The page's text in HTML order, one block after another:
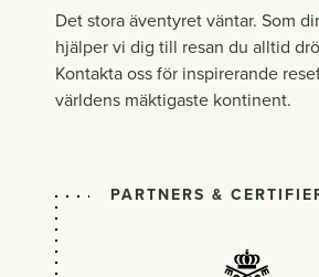
Det stora äventyret väntar. Som
hjälper vi dig till resan du alltid
Kontakta oss för inspirerande
världens mäktigaste kontinent.
PARTNERS &